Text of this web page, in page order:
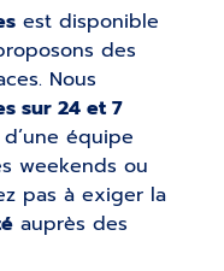
est disponible
des
Nous
sur 24 et 7
équipe
weekends ou
pas à exiger la
auprès des